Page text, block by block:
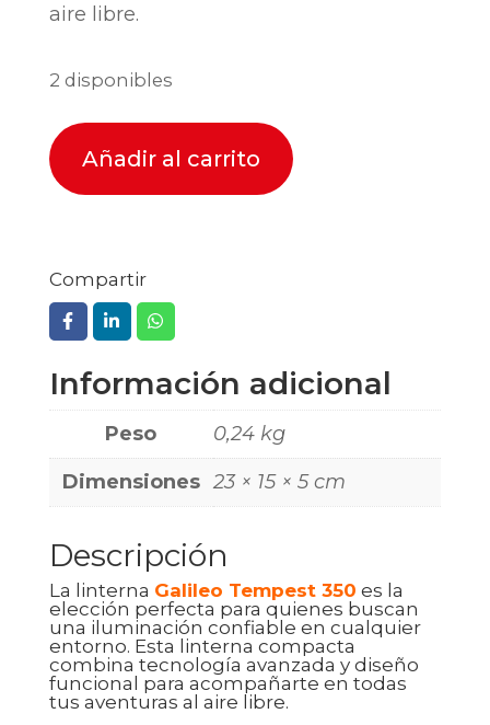
aire libre.
2 disponibles
Añadir al carrito
Compartir
Información adicional
Peso
0,24 kg
Dimensiones 23 × 15 × 5 cm
Descripción
La linterna Galileo Tempest 350 es la
elección perfecta para quienes buscan
una iluminación confiable en cualquier
entorno. Esta linterna compacta
combina tecnología avanzada y diseño
funcional para acompañarte en todas
tus aventuras al aire libre.